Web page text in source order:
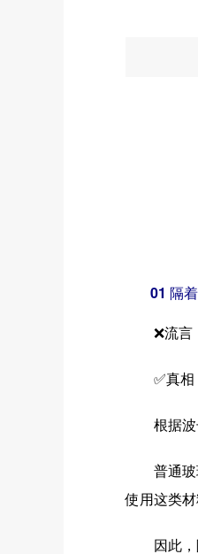
01 隔着
❌流言：
✅真相：
根据波长
普通玻璃
使用这类材
因此，隔